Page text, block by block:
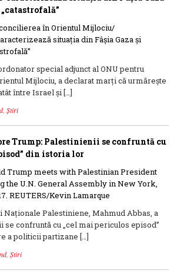
special adjunct al ONU pentru
Mijlociu, a declarat marţi că urmărește
între Israel și […]
, Știri
Trump: Palestinienii se confruntă cu
din istoria lor
Palestiniene, Mahmud Abbas, a
confruntă cu „cel mai periculos episod”
a politicii partizane […]
, Știri